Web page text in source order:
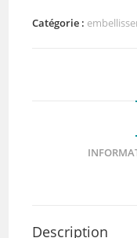
summer
Catégorie :
Description